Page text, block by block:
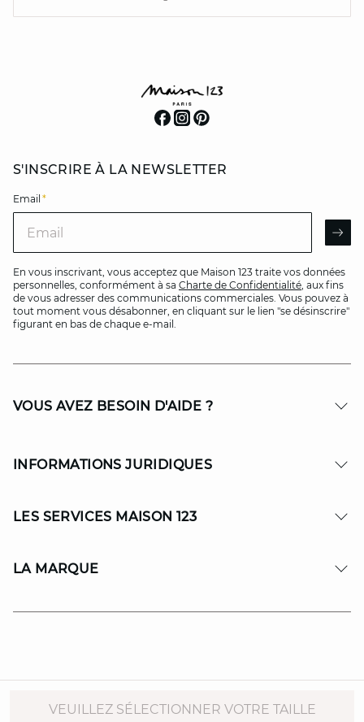
VEUILLEZ SÉLECTIONNER VOTRE TAILLE
S'INSCRIRE À LA NEWSLETTER
Email *
En vous inscrivant, vous acceptez que Maison 123 traite vos données
personnelles, conformément à sa Charte de Confidentialité, aux fins
de vous adresser des communications commerciales. Vous pouvez à
tout moment vous désabonner, en cliquant sur le lien "se désinscrire"
figurant en bas de chaque e-mail.
VOUS AVEZ BESOIN D'AIDE ?
INFORMATIONS JURIDIQUES
LES SERVICES MAISON 123
LA MARQUE
© Copyright 2026 MAISON 123. All Rights reserved.